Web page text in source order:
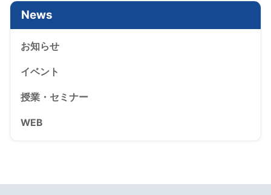
News
お知らせ
イベント
授業・セミナー
WEB